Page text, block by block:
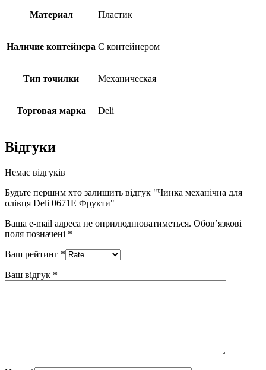
Материал Пластик
Наличие контейнера С контейнером
Тип точилки Механическая
Торговая марка Deli
Відгуки
Немає відгуків
Будьте першим хто залишить відгук "Чинка механічна для
олівця Deli 0671Е Фрукти"
Ваша e-mail адреса не оприлюднюватиметься. Обов’язкові
поля позначені *
Ваш рейтинг *
Ваш відгук *